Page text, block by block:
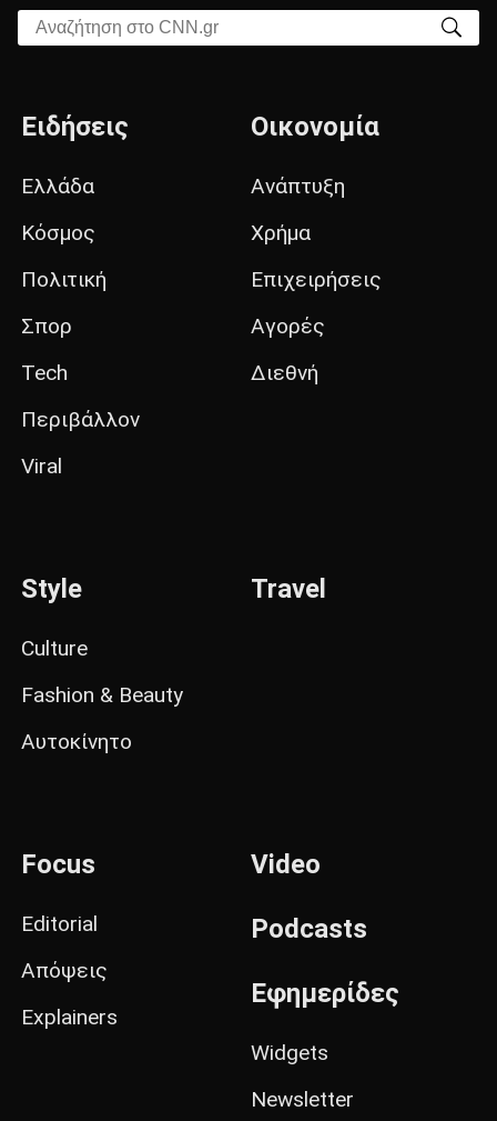
Αναζήτηση στο CNN.gr
Ειδήσεις
Ελλάδα
Κόσμος
Πολιτική
Σπορ
Tech
Περιβάλλον
Viral
Οικονομία
Ανάπτυξη
Χρήμα
Επιχειρήσεις
Αγορές
Διεθνή
Style
Culture
Fashion & Beauty
Αυτοκίνητο
Travel
Focus
Editorial
Απόψεις
Explainers
Video
Podcasts
Εφημερίδες
Widgets
Newsletter